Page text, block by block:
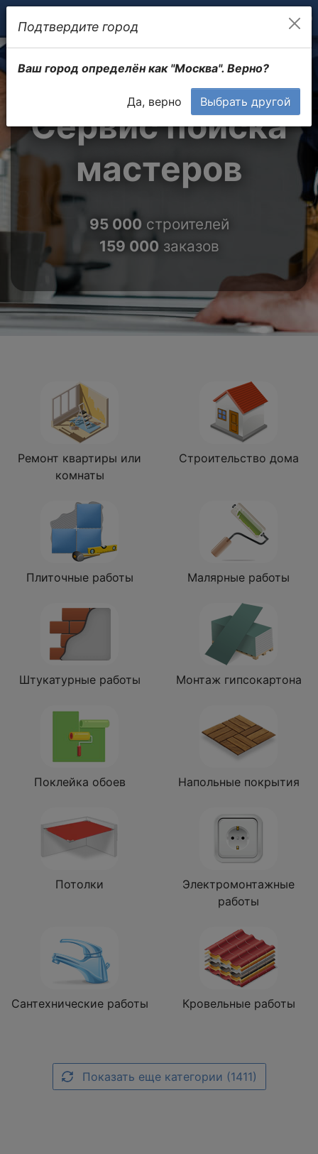
Сервис поиска
мастеров
95 000 строителей
159 000 заказов
Ремонт квартиры или
комнаты
Строительство дома
Плиточные работы Малярные работы
Штукатурные работы Монтаж гипсокартона
Поклейка обоев Напольные покрытия
Потолки
Электромонтажные
работы
Сантехнические работы Кровельные работы
Показать еще категории (1411)
Подтвердите город
Ваш город определён как "Москва". Верно?
Да, верно Выбрать другой